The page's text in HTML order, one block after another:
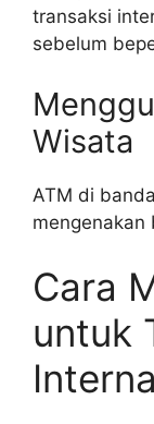
transaksi
sebelum
Wisata
ATM di
mengenakan
Cara
untuk